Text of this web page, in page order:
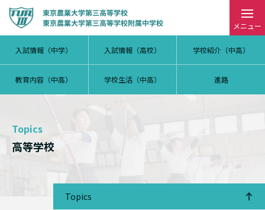
入試情報（中学） 入試情報（高校） 学校紹介（中高）
教育内容（中高） 学校生活（中高） 進路
メニュー
Topics
高等学校
Topics